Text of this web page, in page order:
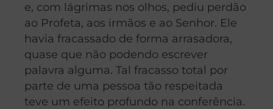
e, com lágrimas nos olhos, pediu perdão
ao Profeta, aos irmãos e ao Senhor. Ele
havia fracassado de forma arrasadora,
quase que não podendo escrever
palavra alguma. Tal fracasso total por
parte de uma pessoa tão respeitada
teve um efeito profundo na conferência.